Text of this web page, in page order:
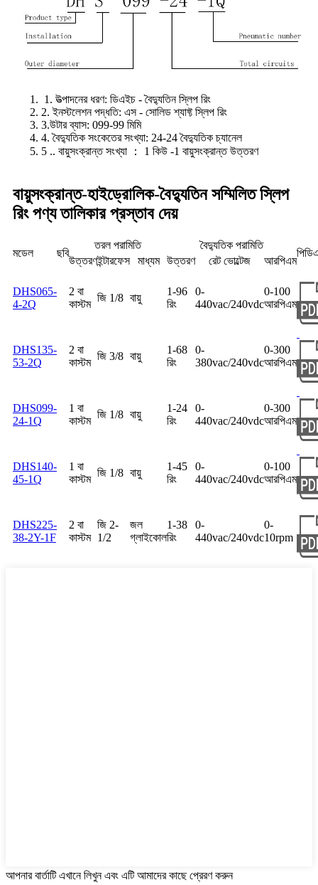
1. উত্পাদনের ধরণ: ডিএইচ - বৈদ্যুতিন স্লিপ রিং
2. ইনস্টলেশন পদ্ধতি: এস - সোলিড শ্যাফ্ট স্লিপ রিং
3.উটার ব্যাস: 099-99 মিমি
4. বৈদ্যুতিক সংকেতের সংখ্যা: 24-24 বৈদ্যুতিক চ্যানেল
5 .. বায়ুসংক্রান্ত সংখ্যা ： 1 কিউ -1 বায়ুসংক্রান্ত উত্তরণ
বায়ুসংক্রান্ত-হাইড্রোলিক-বৈদ্যুতিন সম্মিলিত স্লিপ
রিং পণ্য তালিকার প্রস্তাব দেয়
মডেল ছবি
তরল পরামিতি বৈদ্যুতিক পরামিতি
উত্তরণইন্টারফেস মাধ্যম উত্তরণ রেট ভোল্টেজ আরপিএম
DHS065-
4-2Q
2 বা
কাস্টম
জি 1/8 বায়ু
1-96
রিং
0-
440vac/240vdc
0-100
আরপিএম
DHS135-
53-2Q
2 বা
কাস্টম
জি 3/8 বায়ু
1-68
রিং
0-
380vac/240vdc
0-300
আরপিএম
DHS099-
24-1Q
1 বা
কাস্টম
জি 1/8 বায়ু
1-24
রিং
0-
440vac/240vdc
0-300
আরপিএম
DHS140-
45-1Q
1 বা
কাস্টম
জি 1/8 বায়ু
1-45
রিং
0-
440vac/240vdc
0-100
আরপিএম
DHS225-
38-2Y-1F
2 বা
কাস্টম
জি 2-
1/2
জল
গ্লাইকোল
1-38
রিং
0-
440vac/240vdc
0-
10rpm
আপনার বার্তাটি এখানে লিখুন এবং এটি আমাদের কাছে প্রেরণ করুন